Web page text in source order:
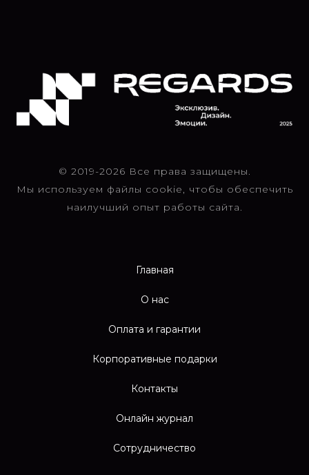
© 2019-2026 Все права защищены.
Мы используем файлы cookie, чтобы обеспечить
наилучший опыт работы сайта.
Главная
О нас
Оплата и гарантии
Корпоративные подарки
Контакты
Онлайн журнал
Сотрудничество